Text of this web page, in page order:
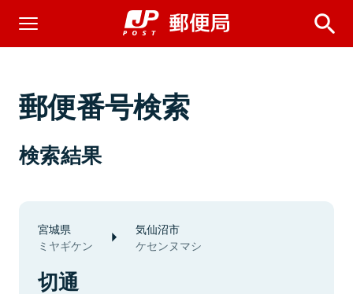
郵便番号検索
検索結果
宮城県
ミヤギケン
気仙沼市
ケセンヌマシ
切通